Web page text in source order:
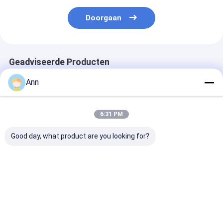
Doorgaan
Geadviseerde Producten
Ann
6:31 PM
Good day, what product are you looking for?